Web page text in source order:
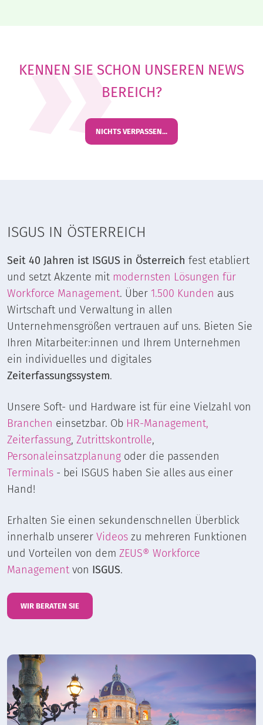
KENNEN SIE SCHON UNSEREN NEWS
BEREICH?
NICHTS VERPASSEN...
ISGUS IN ÖSTERREICH
Seit 40 Jahren ist ISGUS in Österreich fest etabliert
und setzt Akzente mit modernsten Lösungen für
Workforce Management. Über 1.500 Kunden aus
Wirtschaft und Verwaltung in allen
Unternehmensgrößen vertrauen auf uns. Bieten Sie
Ihren Mitarbeiter:innen und Ihrem Unternehmen
ein individuelles und digitales
Zeiterfassungssystem.
Unsere Soft- und Hardware ist für eine Vielzahl von
Branchen einsetzbar. Ob HR-Management,
Zeiterfassung, Zutrittskontrolle,
Personaleinsatzplanung oder die passenden
Terminals - bei ISGUS haben Sie alles aus einer
Hand!
Erhalten Sie einen sekundenschnellen Überblick
innerhalb unserer Videos zu mehreren Funktionen
und Vorteilen von dem ZEUS® Workforce
Management von ISGUS.
WIR BERATEN SIE